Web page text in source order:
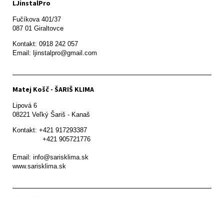
LJinstalPro
Fučíkova 401/37
087 01 Giraltovce
Kontakt: 0918 242 057
Email: ljinstalpro@gmail.com
Matej Košč - ŠARIŠ KLIMA
Lipová 6
08221 Veľký Šariš - Kanaš
Kontakt: +421 917293387
Email: info@sarisklima.sk
www.sarisklima.sk